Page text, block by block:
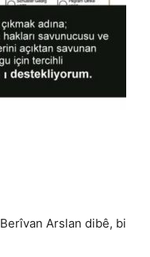
Arslan dibê, bi